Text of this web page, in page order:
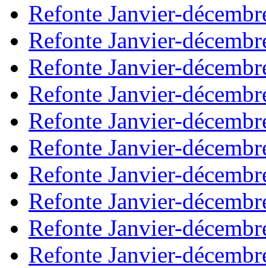
Refonte Janvier-
Refonte Janvier-
Refonte Janvier-
Refonte Janvier-
Refonte Janvier-
Refonte Janvier-
Refonte Janvier-
Refonte Janvier-
Refonte Janvier-
Refonte Janvier-